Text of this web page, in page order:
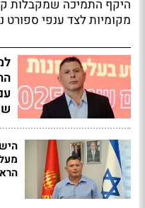
היקף התמיכה שמקבלות
מקומיות לצד ענפי ספורט